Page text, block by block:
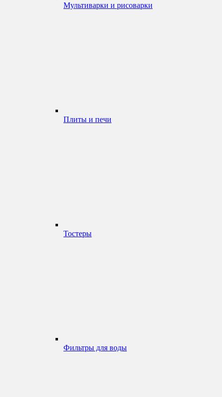
Мультиварки и рисоварки
Плиты и печи
Тостеры
Фильтры для воды